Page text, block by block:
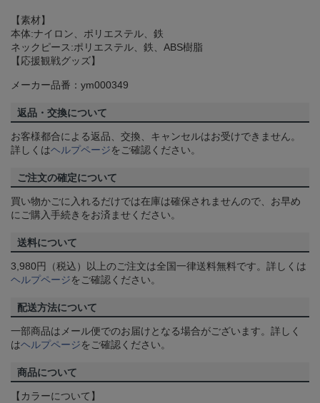
【素材】
本体:ナイロン、ポリエステル、鉄
ネックピース:ポリエステル、鉄、ABS樹脂
【応援観戦グッズ】
メーカー品番：ym000349
返品・交換について
お客様都合による返品、交換、キャンセルはお受けできません。
詳しくはヘルプページをご確認ください。
ご注文の確定について
買い物かごに入れるだけでは在庫は確保されませんので、お早め
にご購入手続きをお済ませください。
送料について
3,980円（税込）以上のご注文は全国一律送料無料です。詳しくは
ヘルプページをご確認ください。
配送方法について
一部商品はメール便でのお届けとなる場合がございます。詳しく
はヘルプページをご確認ください。
商品について
【カラーについて】